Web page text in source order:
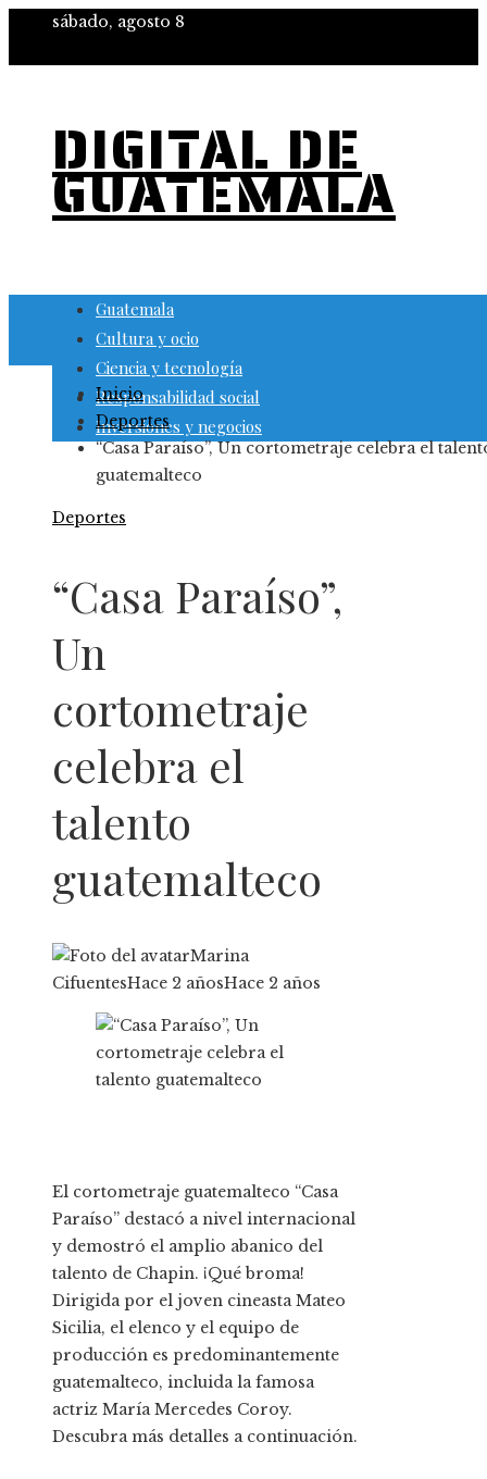
sábado, agosto 8
DIGITAL DE
GUATEMALA
Guatemala
Cultura y ocio
Ciencia y tecnología
Responsabilidad social
Inversiones y negocios
Inicio
Deportes
“Casa Paraíso”, Un cortometraje celebra el
guatemalteco
Deportes
“Casa Paraíso”,
Un
cortometraje
celebra el
talento
guatemalteco
Marina
CifuentesHace 2 añosHace 2 años
El cortometraje guatemalteco “Casa
Paraíso” destacó a nivel internacional
y demostró el amplio abanico del
talento de Chapin. ¡Qué broma!
Dirigida por el joven cineasta Mateo
Sicilia, el elenco y el equipo de
producción es predominantemente
guatemalteco, incluida la famosa
actriz María Mercedes Coroy.
Descubra más detalles a continuación.